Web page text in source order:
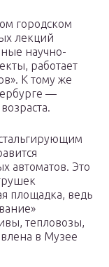
городском
лекций
научно-
работает
К тому же
—
автоматов. Это
площадка, ведь
тепловозы,
в Музее